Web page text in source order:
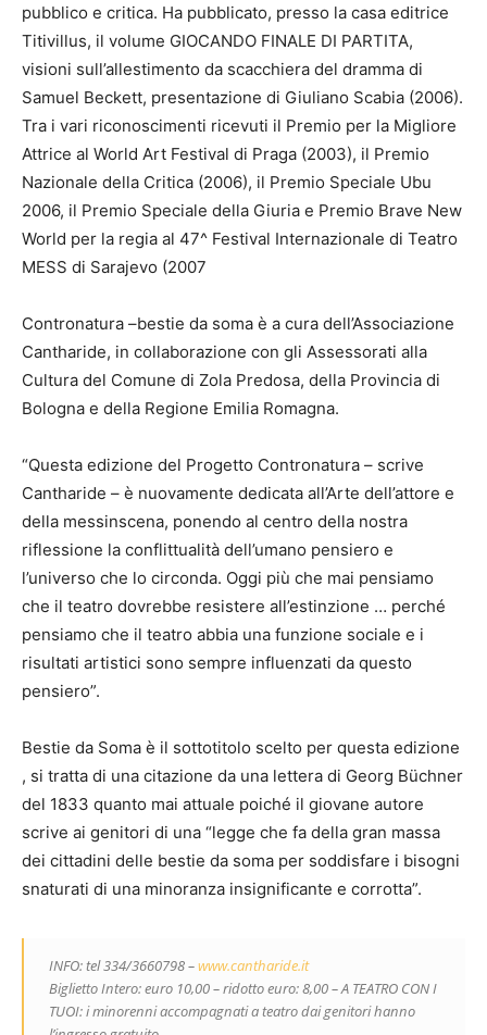
pubblico e critica. Ha pubblicato, presso la casa editrice
Titivillus, il volume GIOCANDO FINALE DI PARTITA,
visioni sull’allestimento da scacchiera del dramma di
Samuel Beckett, presentazione di Giuliano Scabia (2006).
Tra i vari riconoscimenti ricevuti il Premio per la Migliore
Attrice al World Art Festival di Praga (2003), il Premio
Nazionale della Critica (2006), il Premio Speciale Ubu
2006, il Premio Speciale della Giuria e Premio Brave New
World per la regia al 47^ Festival Internazionale di Teatro
MESS di Sarajevo (2007
Contronatura –bestie da soma è a cura dell’Associazione
Cantharide, in collaborazione con gli Assessorati alla
Cultura del Comune di Zola Predosa, della Provincia di
Bologna e della Regione Emilia Romagna.
“Questa edizione del Progetto Contronatura – scrive
Cantharide – è nuovamente dedicata all’Arte dell’attore e
della messinscena, ponendo al centro della nostra
riflessione la conflittualità dell’umano pensiero e
l’universo che lo circonda. Oggi più che mai pensiamo
che il teatro dovrebbe resistere all’estinzione … perché
pensiamo che il teatro abbia una funzione sociale e i
risultati artistici sono sempre influenzati da questo
pensiero”.
Bestie da Soma è il sottotitolo scelto per questa edizione
, si tratta di una citazione da una lettera di Georg Büchner
del 1833 quanto mai attuale poiché il giovane autore
scrive ai genitori di una “legge che fa della gran massa
dei cittadini delle bestie da soma per soddisfare i bisogni
snaturati di una minoranza insignificante e corrotta”.
INFO: tel 334/3660798 –www.cantharide.it
Biglietto Intero: euro 10,00 – ridotto euro: 8,00 – A TEATRO CON I
TUOI: i minorenni accompagnati a teatro dai genitori hanno